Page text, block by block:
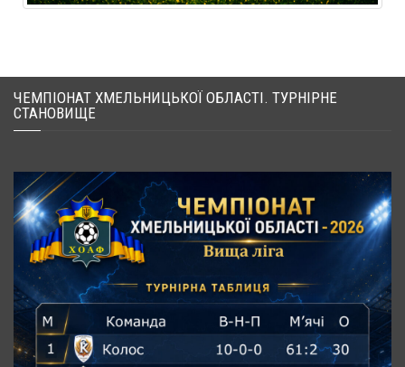
ЧЕМПІОНАТ ХМЕЛЬНИЦЬКОЇ ОБЛАСТІ. ТУРНІРНЕ
СТАНОВИЩЕ